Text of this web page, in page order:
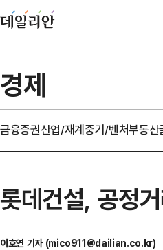
경제
금융증권산업/재계중기/벤처부동산
롯데건설, 공정
이호연 기자 (mico911@dailian.co.kr)